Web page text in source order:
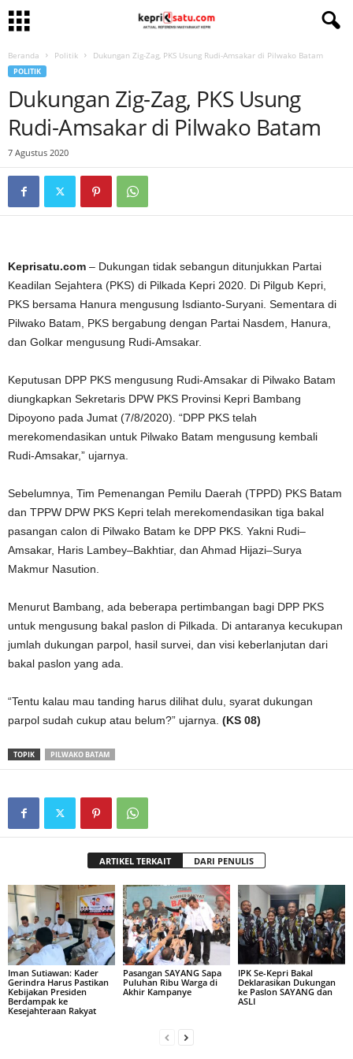
Beranda Politik Dukungan Zig-Zag, PKS Usung Rudi-Amsakar di Pilwako Batam
POLITIK
Dukungan Zig-Zag, PKS Usung
Rudi-Amsakar di Pilwako Batam
7 Agustus 2020
Keprisatu.com – Dukungan tidak sebangun ditunjukkan Partai
Keadilan Sejahtera (PKS) di Pilkada Kepri 2020. Di Pilgub Kepri,
PKS bersama Hanura mengusung Isdianto-Suryani. Sementara di
Pilwako Batam, PKS bergabung dengan Partai Nasdem, Hanura,
dan Golkar mengusung Rudi-Amsakar.
Keputusan DPP PKS mengusung Rudi-Amsakar di Pilwako Batam
diungkapkan Sekretaris DPW PKS Provinsi Kepri Bambang
Dipoyono pada Jumat (7/8/2020). “DPP PKS telah
merekomendasikan untuk Pilwako Batam mengusung kembali
Rudi-Amsakar,” ujarnya.
Sebelumnya, Tim Pemenangan Pemilu Daerah (TPPD) PKS Batam
dan TPPW DPW PKS Kepri telah merekomendasikan tiga bakal
pasangan calon di Pilwako Batam ke DPP PKS. Yakni Rudi–
Amsakar, Haris Lambey–Bakhtiar, dan Ahmad Hijazi–Surya
Makmur Nasution.
Menurut Bambang, ada beberapa pertimbangan bagi DPP PKS
untuk mengusung bakal paslon di Pilkada. Di antaranya kecukupan
jumlah dukungan parpol, hasil survei, dan visi keberlanjutan dari
bakal paslon yang ada.
“Tentu kalau mau tanding harus dilihat dulu, syarat dukungan
parpol sudah cukup atau belum?” ujarnya. (KS 08)
TOPIK PILWAKO BATAM
ARTIKEL TERKAIT DARI PENULIS
Iman Sutiawan: Kader
Gerindra Harus Pastikan
Kebijakan Presiden
Berdampak ke
Kesejahteraan Rakyat
Pasangan SAYANG Sapa
Puluhan Ribu Warga di
Akhir Kampanye
IPK Se-Kepri Bakal
Deklarasikan Dukungan
ke Paslon SAYANG dan
ASLI